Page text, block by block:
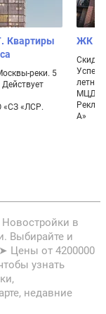
Квартиры
реки. 5
«СЗ «ЛСР.
ЖК
Скидка
Успей
МЦД-3
А»
в
Выбирайте и
Цены от 4200000
узнать
недавние